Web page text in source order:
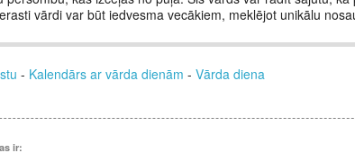
vārdi var būt iedvesma vecākiem, meklējot unikālu
- Kalendārs ar vārda dienām - Vārda diena
ir: